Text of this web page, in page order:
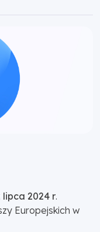
lipca 2024 r.
Europejskich w